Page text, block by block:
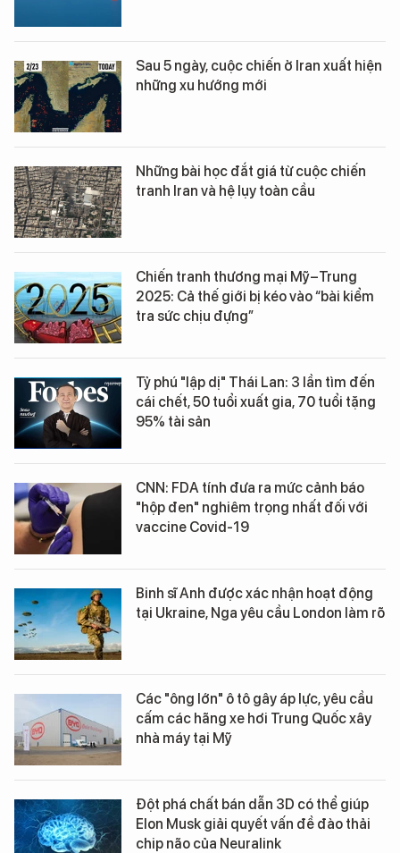
Sau 5 ngày, cuộc chiến ở Iran xuất hiện
những xu hướng mới
Những bài học đắt giá từ cuộc chiến
tranh Iran và hệ lụy toàn cầu
Chiến tranh thương mại Mỹ–Trung
2025: Cả thế giới bị kéo vào “bài kiểm
tra sức chịu đựng”
Tỷ phú "lập dị" Thái Lan: 3 lần tìm đến
cái chết, 50 tuổi xuất gia, 70 tuổi tặng
95% tài sản
CNN: FDA tính đưa ra mức cảnh báo
"hộp đen" nghiêm trọng nhất đối với
vaccine Covid-19
Binh sĩ Anh được xác nhận hoạt động
tại Ukraine, Nga yêu cầu London làm rõ
Các "ông lớn" ô tô gây áp lực, yêu cầu
cấm các hãng xe hơi Trung Quốc xây
nhà máy tại Mỹ
Đột phá chất bán dẫn 3D có thể giúp
Elon Musk giải quyết vấn đề đào thải
chip não của Neuralink